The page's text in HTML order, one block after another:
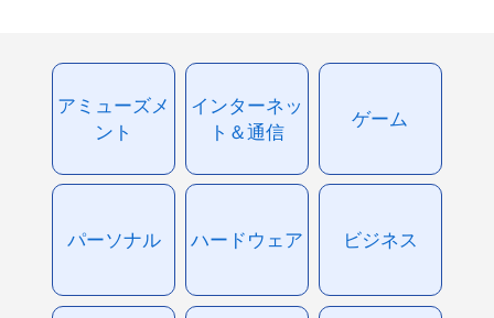
アミューズメ
ント
インターネッ
ト＆通信
ゲーム
パーソナル ハードウェア ビジネス